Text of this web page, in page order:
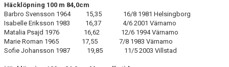
Häcklöpning 100 m 84,0cm
Barbro Svensson 1964 15,35 16/8 1981 Helsingborg
Isabelle Eriksson 1983 16,37 4/6 2001 Värnamo
Matalia Psajd 1976 16,62 12/6 1994 Värnamo
Marie Roman 1965 17,55 7/8 1983 Värnamo
Sofie Johansson 1987 19,85 11/5 2003 Villstad